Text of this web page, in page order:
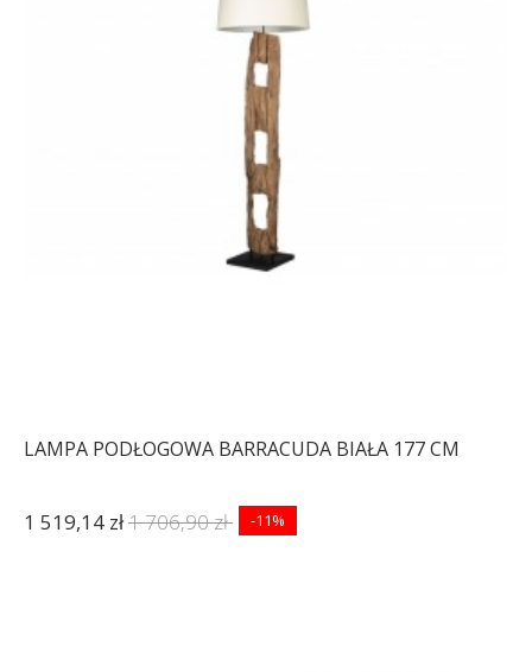
LAMPA PODŁOGOWA BARRACUDA BIAŁA 177 CM
1 519,14 zł1 706,90 zł -11%